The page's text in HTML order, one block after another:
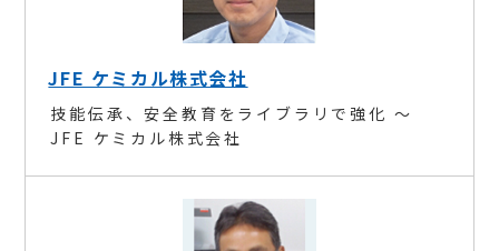
JFE ケミカル株式会社
技能伝承、安全教育をライブラリで強化 ～
JFE ケミカル株式会社